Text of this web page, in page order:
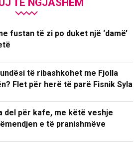
TË NGJASHËM
fustan të zi po duket një ‘damë’
të ribashkohet me Fjolla
Flet për herë të parë Fisnik Syla
del për kafe, me këtë veshje
e të pranishmëve